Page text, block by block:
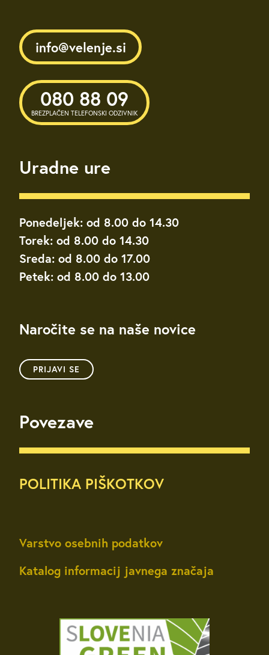
info@velenje.si
080 88 09
BREZPLAČEN TELEFONSKI ODZIVNIK
Uradne ure
Ponedeljek: od 8.00 do 14.30
Torek: od 8.00 do 14.30
Sreda: od 8.00 do 17.00
Petek: od 8.00 do 13.00
Naročite se na naše novice
PRIJAVI SE
Povezave
POLITIKA PIŠKOTKOV
Varstvo osebnih podatkov
Katalog informacij javnega značaja